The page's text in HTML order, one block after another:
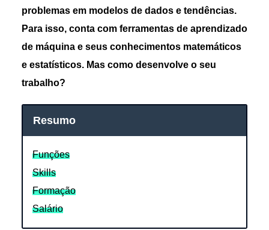
problemas em modelos de dados e tendências.
Para isso, conta com ferramentas de aprendizado
de máquina e seus conhecimentos matemáticos
e estatísticos. Mas como desenvolve o seu
trabalho?
Resumo
Funções
Skills
Formação
Salário